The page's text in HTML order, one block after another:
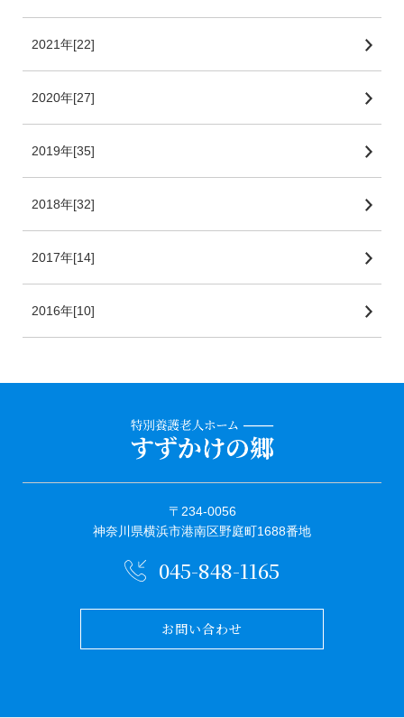
2021年[22]
2020年[27]
2019年[35]
2018年[32]
2017年[14]
2016年[10]
〒234-0056
神奈川県横浜市港南区野庭町1688番地
045-848-1165
お問い合わせ